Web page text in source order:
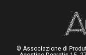
© Associazione di